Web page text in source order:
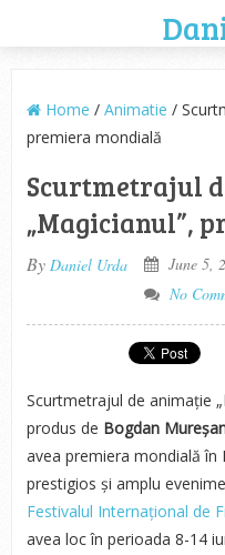
Home / Animatie /
premiera mondială
Scurtmetrajul
„Magicianul”,
By Daniel Urda June 5,
No
Scurtmetrajul de animație „
produs de Bogdan
avea premiera mondială în
prestigios și amplu
Festivalul Internațional de
avea loc în perioada 8-14